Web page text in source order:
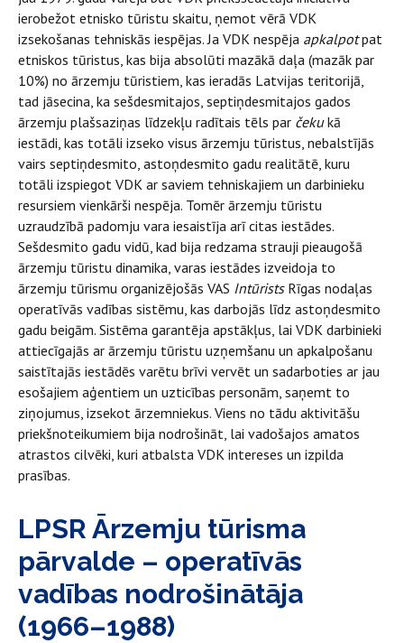
ierobežot etnisko tūristu skaitu, ņemot vērā VDK
izsekošanas tehniskās iespējas. Ja VDK nespēja apkalpotpat
etniskos tūristus, kas bija absolūti mazākā daļa (mazāk par
10%) no ārzemju tūristiem, kas ieradās Latvijas teritorijā,
tad jāsecina, ka sešdesmitajos, septiņdesmitajos gados
ārzemju plašsaziņas līdzekļu radītais tēls par čekukā
iestādi, kas totāli izseko visus ārzemju tūristus, nebalstījās
vairs septiņdesmito, astoņdesmito gadu realitātē, kuru
totāli izspiegot VDK ar saviem tehniskajiem un darbinieku
resursiem vienkārši nespēja. Tomēr ārzemju tūristu
uzraudzībā padomju vara iesaistīja arī citas iestādes.
Sešdesmito gadu vidū, kad bija redzama strauji pieaugošā
ārzemju tūristu dinamika, varas iestādes izveidoja to
ārzemju tūrismu organizējošās VAS IntūristsRīgas nodaļas
operatīvās vadības sistēmu, kas darbojās līdz astoņdesmito
gadu beigām. Sistēma garantēja apstākļus, lai VDK darbinieki
attiecīgajās ar ārzemju tūristu uzņemšanu un apkalpošanu
saistītajās iestādēs varētu brīvi vervēt un sadarboties ar jau
esošajiem aģentiem un uzticības personām, saņemt to
ziņojumus, izsekot ārzemniekus. Viens no tādu aktivitāšu
priekšnoteikumiem bija nodrošināt, lai vadošajos amatos
atrastos cilvēki, kuri atbalsta VDK intereses un izpilda
prasības.
LPSR Ārzemju tūrisma
pārvalde – operatīvās
vadības nodrošinātāja
(1966–1988)